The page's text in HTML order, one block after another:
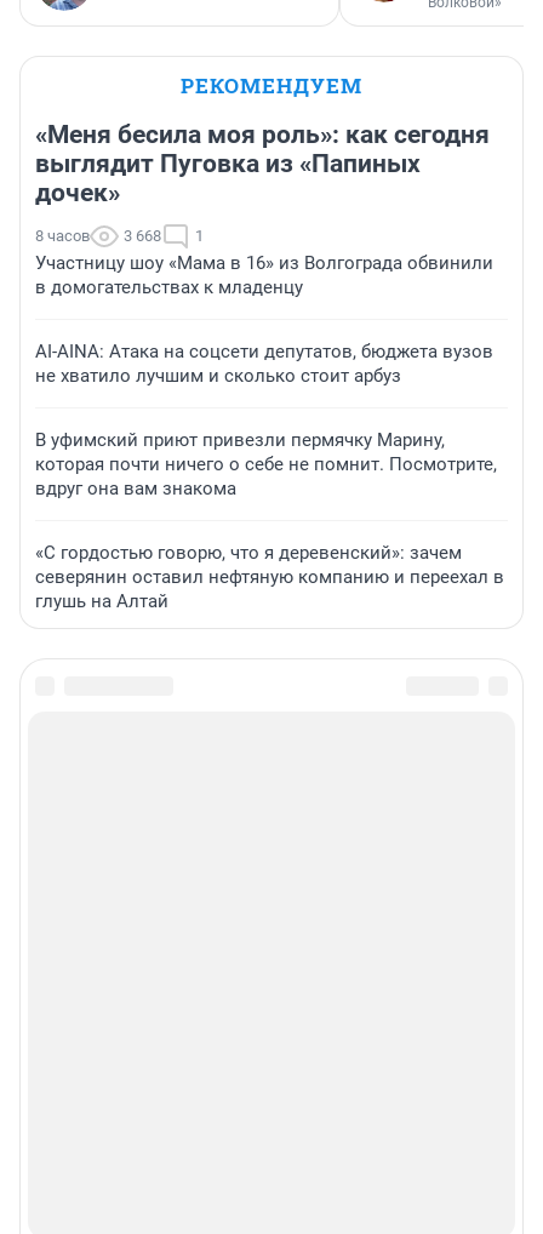
РЕКОМЕНДУЕМ
«Меня бесила моя роль»: как сегодня
выглядит Пуговка из «Папиных
дочек»
8 часов 3 668 1
Участницу шоу «Мама в 16» из Волгограда обвинили
в домогательствах к младенцу
AI-AINA: Атака на соцсети депутатов, бюджета вузов
не хватило лучшим и сколько стоит арбуз
В уфимский приют привезли пермячку Марину,
которая почти ничего о себе не помнит. Посмотрите,
вдруг она вам знакома
«С гордостью говорю, что я деревенский»: зачем
северянин оставил нефтяную компанию и переехал в
глушь на Алтай